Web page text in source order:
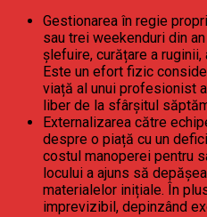
Gestionarea în regie
sau trei weekenduri din
șlefuire, curățare a
Este un efort fizic
viață al unui profesionist
liber de la sfârșitul
Externalizarea către
despre o piață cu un
costul manoperei pentru
locului a ajuns să
materialelor inițiale. În
imprevizibil, depinzând